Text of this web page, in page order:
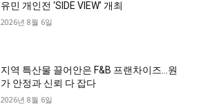
유민 개인전 ‘SIDE VIEW’ 개최
2026년 8월 6일
지역 특산물 끌어안은 F&B 프랜차이즈…원
가 안정과 신뢰 다 잡다
2026년 8월 6일